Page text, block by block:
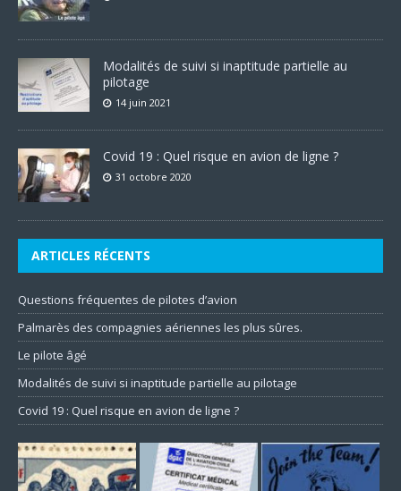
Modalités de suivi si inaptitude partielle au
pilotage
14 juin 2021
Covid 19 : Quel risque en avion de ligne ?
31 octobre 2020
ARTICLES RÉCENTS
Questions fréquentes de pilotes d’avion
Palmarès des compagnies aériennes les plus sûres.
Le pilote âgé
Modalités de suivi si inaptitude partielle au pilotage
Covid 19 : Quel risque en avion de ligne ?